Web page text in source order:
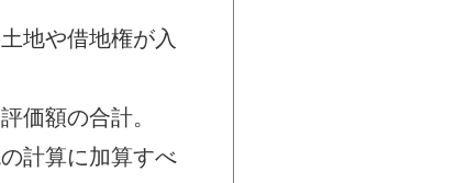
地や借地権が入
価額の合計。
計算に加算すべ